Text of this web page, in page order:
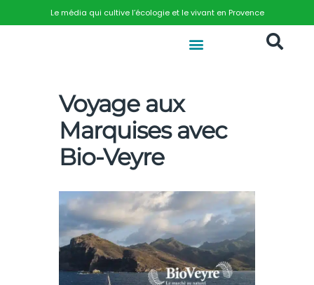
Le média qui cultive l’écologie et le vivant en Provence
Voyage aux
Marquises avec
Bio-Veyre